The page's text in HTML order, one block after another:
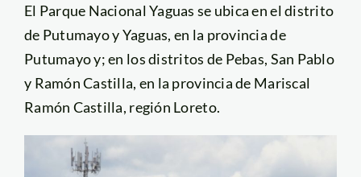
El Parque Nacional Yaguas se ubica en el distrito
de Putumayo y Yaguas, en la provincia de
Putumayo y; en los distritos de Pebas, San Pablo
y Ramón Castilla, en la provincia de Mariscal
Ramón Castilla, región Loreto.